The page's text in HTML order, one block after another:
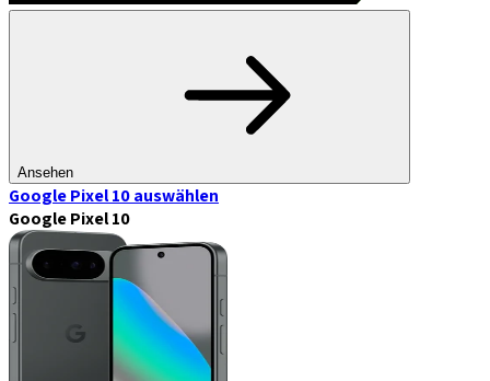
Ansehen
Google Pixel 10auswählen
Google Pixel 10